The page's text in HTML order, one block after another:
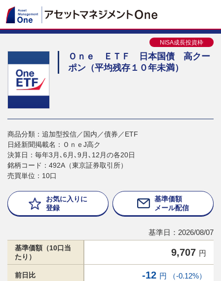
NISA成長投資枠
Ｏｎｅ ＥＴＦ 日本国債 高クー
ポン（平均残存１０年未満）
商品分類：追加型投信／国内／債券／ETF
日経新聞掲載名：ＯｎｅJ高ク
決算日：毎年3月､6月､9月､12月の各20日
銘柄コード：492A（東京証券取引所）
売買単位：10口
お気に入りに
登録
基準価額
メール配信
基準日：2026/08/07
基準価額（10口当
たり）
9,707 円
前日比 -12 円 （-0.12%）